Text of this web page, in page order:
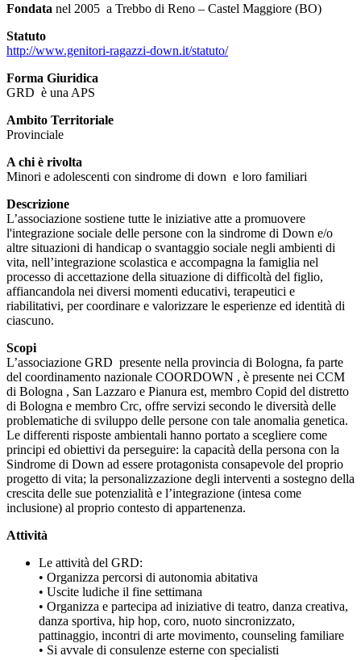
Fondata nel 2005 a Trebbo di Reno – Castel Maggiore (BO)
Statuto
http://www.genitori-ragazzi-down.it/statuto/
Forma Giuridica
GRD è una APS
Ambito Territoriale
Provinciale
A chi è rivolta
Minori e adolescenti con sindrome di down e loro familiari
Descrizione
L’associazione sostiene tutte le iniziative atte a promuovere
l'integrazione sociale delle persone con la sindrome di Down e/o
altre situazioni di handicap o svantaggio sociale negli ambienti di
vita, nell’integrazione scolastica e accompagna la famiglia nel
processo di accettazione della situazione di difficoltà del figlio,
affiancandola nei diversi momenti educativi, terapeutici e
riabilitativi, per coordinare e valorizzare le esperienze ed identità di
ciascuno.
Scopi
L’associazione GRD presente nella provincia di Bologna, fa parte
del coordinamento nazionale COORDOWN , è presente nei CCM
di Bologna , San Lazzaro e Pianura est, membro Copid del distretto
di Bologna e membro Crc, offre servizi secondo le diversità delle
problematiche di sviluppo delle persone con tale anomalia genetica.
Le differenti risposte ambientali hanno portato a scegliere come
principi ed obiettivi da perseguire: la capacità della persona con la
Sindrome di Down ad essere protagonista consapevole del proprio
progetto di vita; la personalizzazione degli interventi a sostegno della
crescita delle sue potenzialità e l’integrazione (intesa come
inclusione) al proprio contesto di appartenenza.
Attività
Le attività del GRD:
• Organizza percorsi di autonomia abitativa
• Uscite ludiche il fine settimana
• Organizza e partecipa ad iniziative di teatro, danza creativa,
danza sportiva, hip hop, coro, nuoto sincronizzato,
pattinaggio, incontri di arte movimento, counseling familiare
• Si avvale di consulenze esterne con specialisti